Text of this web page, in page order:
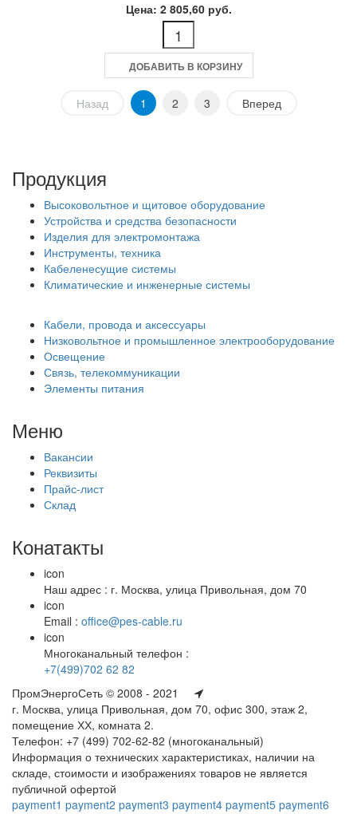
Цена: 2 805,60 руб.
ДОБАВИТЬ В КОРЗИНУ
Назад 1 2 3 Вперед
Продукция
Высоковольтное и щитовое оборудование
Устройства и средства безопасности
Изделия для электромонтажа
Инструменты, техника
Кабеленесущие системы
Климатические и инженерные системы
Кабели, провода и аксессуары
Низковольтное и промышленное электрооборудование
Освещение
Связь, телекоммуникации
Элементы питания
Меню
Вакансии
Реквизиты
Прайс-лист
Склад
Конатакты
icon
Наш адрес : г. Москва, улица Привольная, дом 70
icon
Email : office@pes-cable.ru
icon
Многоканальный телефон :
+7(499)702 62 82
ПромЭнергоСеть © 2008 - 2021
г. Москва, улица Привольная, дом 70, офис 300, этаж 2,
помещение ХХ, комната 2.
Телефон: +7 (499) 702-62-82 (многоканальный)
Информация о технических характеристиках, наличии на
складе, стоимости и изображениях товаров не является
публичной офертой
payment1 payment2 payment3 payment4 payment5 payment6